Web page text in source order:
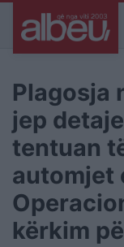
Plagosja
jep
tentuan
automjet
kërkim